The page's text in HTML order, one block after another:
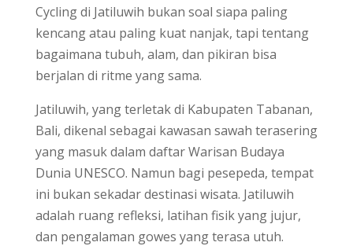
Cycling di Jatiluwih bukan soal siapa paling
kencang atau paling kuat nanjak, tapi tentang
bagaimana tubuh, alam, dan pikiran bisa
berjalan di ritme yang sama.
Jatiluwih, yang terletak di Kabupaten Tabanan,
Bali, dikenal sebagai kawasan sawah terasering
yang masuk dalam daftar Warisan Budaya
Dunia UNESCO. Namun bagi pesepeda, tempat
ini bukan sekadar destinasi wisata. Jatiluwih
adalah ruang refleksi, latihan fisik yang jujur,
dan pengalaman gowes yang terasa utuh.